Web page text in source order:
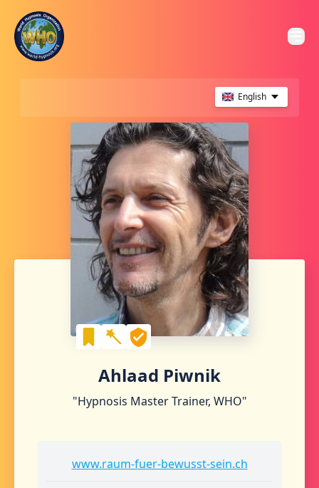
English
Ahlaad Piwnik
"Hypnosis Master Trainer, WHO"
www.raum-fuer-bewusst-sein.ch